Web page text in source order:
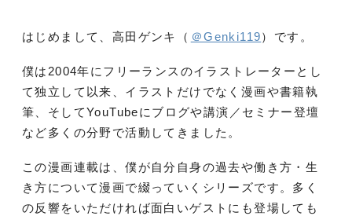
はじめまして、高田ゲンキ（ ＠Genki119）です。
僕は2004年にフリーランスのイラストレーターとし
て独立して以来、イラストだけでなく漫画や書籍執
筆、そしてYouTubeにブログや講演／セミナー登壇
など多くの分野で活動してきました。
この漫画連載は、僕が自分自身の過去や働き方・生
き方について漫画で綴っていくシリーズです。多く
の反響をいただければ面白いゲストにも登場しても